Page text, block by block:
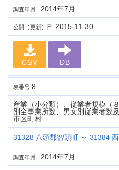
調査年月 2014年7月
公開（更新）日 2015-11-30
CSV DB
表番号 8
産業（小分類）、従業者規模（
別全事業所数、男女別従業者数
市区町村
31328 八頭郡智頭町 ～ 31384
調査年月 2014年7月